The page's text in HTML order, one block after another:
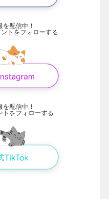
を配信中！
トをフォローする
を配信中！
トをフォローする